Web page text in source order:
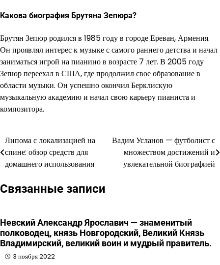
Какова биография Брутяна Зепюра?
Брутян Зепюр родился в 1985 году в городе Ереван, Армения.
Он проявлял интерес к музыке с самого раннего детства и начал
заниматься игрой на пианино в возрасте 7 лет. В 2005 году
Зепюр переехал в США, где продолжил свое образование в
области музыки. Он успешно окончил Берклискую
музыкальную академию и начал свою карьеру пианиста и
композитора.
Навигация
по
Липома с локализацией на
спине: обзор средств для
домашнего использования
Вадим Усланов — футболист с
множеством достижений и
увлекательной биографией
Связанные записи
Невский Александр Ярославич — знаменитый
полководец, князь Новгородский, Великий Князь
Владимирский, великий воин и мудрый правитель.
3 ноября 2022